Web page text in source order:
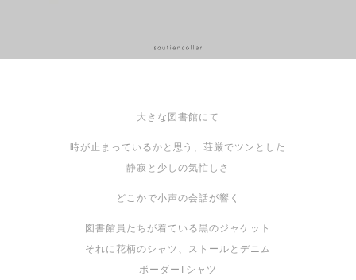
大きな図書館にて
時が止まっているかと思う、荘厳でツンとした
静寂と少しの気忙しさ
どこかで小声の会話が響く
図書館員たちが着ている黒のジャケット
それに花柄のシャツ、ストールとデニム
ボーダーTシャツ